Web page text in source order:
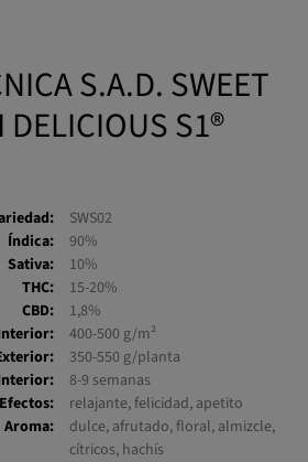
S.A.D. SWEET
DELICIOUS S1®
SWS02
Índica:
90%
Sativa:
10%
THC:
15-20%
CBD:
1,8%
400-500 g/m²
350-550 g/planta
8-9 semanas
Efectos:
relajante, felicidad, apetito
Aroma:
dulce, afrutado, floral, almizcle,
cítricos, hachís